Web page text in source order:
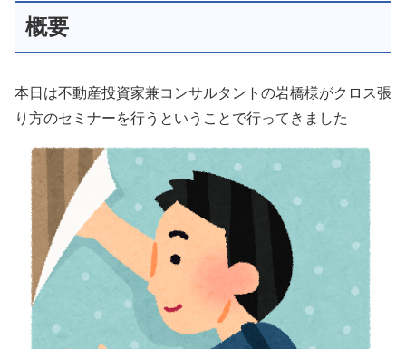
概要
本日は不動産投資家兼コンサルタントの岩橋様がクロス張
り方のセミナーを行うということで行ってきました